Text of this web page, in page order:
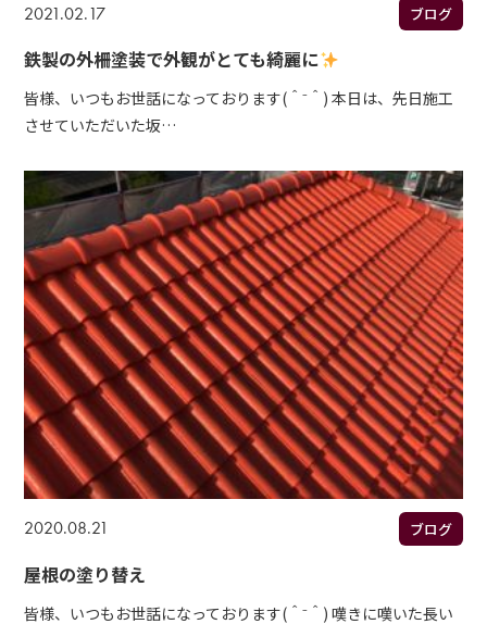
2021.02.17 ブログ
鉄製の外柵塗装で外観がとても綺麗に
皆様、いつもお世話になっております(＾⁻＾) 本日は、先日施工
させていただいた坂…
2020.08.21 ブログ
屋根の塗り替え
皆様、いつもお世話になっております(＾⁻＾) 嘆きに嘆いた長い